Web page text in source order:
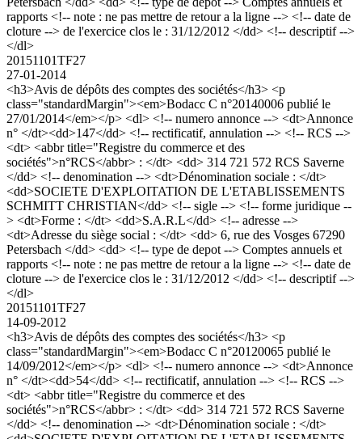
rapports <!-- note : ne pas mettre de retour a la ligne --> <!-- date de
cloture --> de l'exercice clos le : 31/12/2012 </dd> <!-- descriptif -->
</dl>
20151101TF27
27-01-2014
<h3>Avis de dépôts des comptes des sociétés</h3> <p
class="standardMargin"><em>Bodacc C n°20140006 publié le
27/01/2014</em></p> <dl> <!-- numero annonce --> <dt>Annonce
n° </dt><dd>147</dd> <!-- rectificatif, annulation --> <!-- RCS -->
<dt> <abbr title="Registre du commerce et des
sociétés">n°RCS</abbr> : </dt> <dd> 314 721 572 RCS Saverne
</dd> <!-- denomination --> <dt>Dénomination sociale : </dt>
<dd>SOCIETE D'EXPLOITATION DE L'ETABLISSEMENTS
SCHMITT CHRISTIAN</dd> <!-- sigle --> <!-- forme juridique --
> <dt>Forme : </dt> <dd>S.A.R.L</dd> <!-- adresse -->
<dt>Adresse du siège social : </dt> <dd> 6, rue des Vosges 67290
Petersbach </dd> <dd> <!-- type de depot --> Comptes annuels et
rapports <!-- note : ne pas mettre de retour a la ligne --> <!-- date de
cloture --> de l'exercice clos le : 31/12/2012 </dd> <!-- descriptif -->
</dl>
20151101TF27
14-09-2012
<h3>Avis de dépôts des comptes des sociétés</h3> <p
class="standardMargin"><em>Bodacc C n°20120065 publié le
14/09/2012</em></p> <dl> <!-- numero annonce --> <dt>Annonce
n° </dt><dd>54</dd> <!-- rectificatif, annulation --> <!-- RCS -->
<dt> <abbr title="Registre du commerce et des
sociétés">n°RCS</abbr> : </dt> <dd> 314 721 572 RCS Saverne
</dd> <!-- denomination --> <dt>Dénomination sociale : </dt>